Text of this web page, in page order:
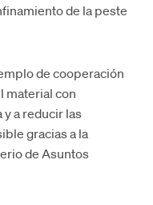
de la peste
de cooperación
material con
a reducir las
gracias a la
de Asuntos